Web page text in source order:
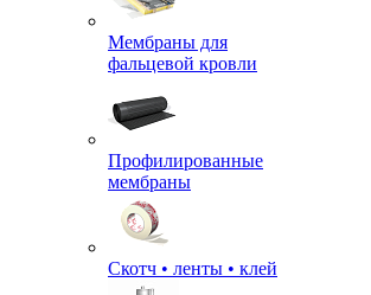
Мембраны для
фальцевой кровли
Профилированные
мембраны
Скотч • ленты • клей